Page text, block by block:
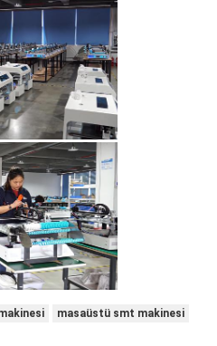
masaüstü smt makinesi